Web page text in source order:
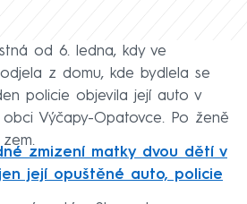
od 6. ledna, kdy ve
z domu, kde bydlela se
policie objevila její auto v
Výčapy-Opatovce. Po ženě
zmizení matky dvou dětí v
její opuštěné auto, policie